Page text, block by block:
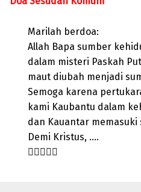
Marilah berdoa:
Allah Bapa sumber
dalam misteri Paskah
maut diubah menjadi
Semoga karena
kami Kaubantu dalam
dan Kauantar memasuki
Demi Kristus, ….
